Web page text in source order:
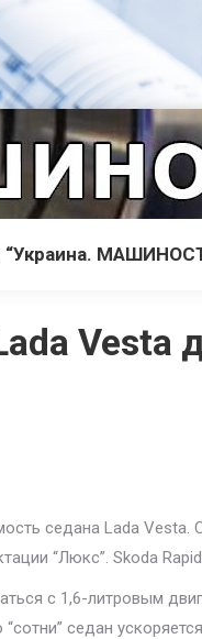
“Украина.
Vesta
седана Lada Vesta.
“Люкс”. Skoda
с 1,6-литровым
седан